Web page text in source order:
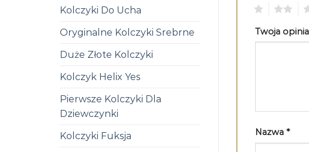
Kolczyki Do Ucha
Oryginalne Kolczyki Srebrne
Duże Złote Kolczyki
Kolczyk Helix Yes
Pierwsze Kolczyki Dla
Dziewczynki
Kolczyki Fuksja
Twoja opinia
Nazwa *